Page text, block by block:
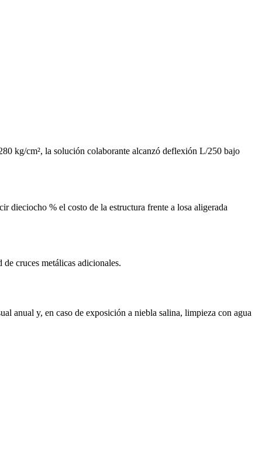
kg/cm², la solución colaborante alcanzó deflexión L/250 bajo
dieciocho % el costo de la estructura frente a losa aligerada
cruces metálicas adicionales.
anual y, en caso de exposición a niebla salina, limpieza con agua